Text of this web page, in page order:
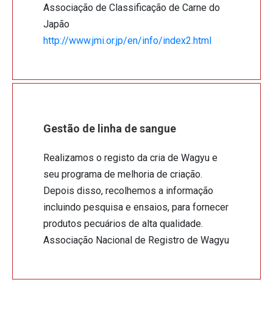
Associação de Classificação de Carne do
Japão
http://www.jmi.or.jp/en/info/index2.html
Gestão de linha de sangue
Realizamos o registo da cria de Wagyu e
seu programa de melhoria de criação.
Depois disso, recolhemos a informação
incluindo pesquisa e ensaios, para fornecer
produtos pecuários de alta qualidade.
Associação Nacional de Registro de Wagyu